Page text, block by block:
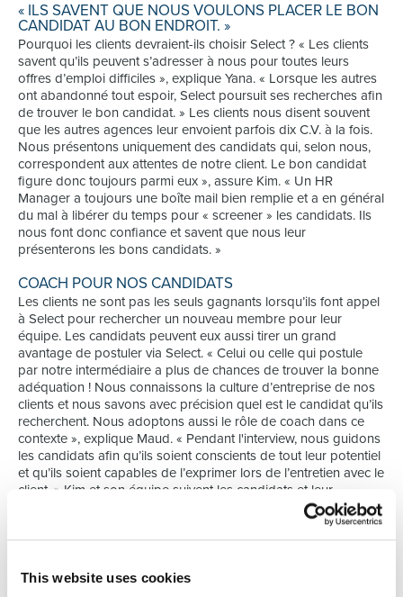
This website uses cookies
« ILS SAVENT QUE NOUS VOULONS PLACER LE BON
CANDIDAT AU BON ENDROIT. »
Pourquoi les clients devraient-ils choisir Select ? « Les clients
savent qu’ils peuvent s’adresser à nous pour toutes leurs
offres d’emploi difficiles », explique Yana. « Lorsque les autres
ont abandonné tout espoir, Select poursuit ses recherches afin
de trouver le bon candidat. » Les clients nous disent souvent
que les autres agences leur envoient parfois dix C.V. à la fois.
Nous présentons uniquement des candidats qui, selon nous,
correspondent aux attentes de notre client. Le bon candidat
figure donc toujours parmi eux », assure Kim. « Un HR
Manager a toujours une boîte mail bien remplie et a en général
du mal à libérer du temps pour « screener » les candidats. Ils
nous font donc confiance et savent que nous leur
présenterons les bons candidats. »
COACH POUR NOS CANDIDATS
Les clients ne sont pas les seuls gagnants lorsqu’ils font appel
à Select pour rechercher un nouveau membre pour leur
équipe. Les candidats peuvent eux aussi tirer un grand
avantage de postuler via Select. « Celui ou celle qui postule
par notre intermédiaire a plus de chances de trouver la bonne
adéquation ! Nous connaissons la culture d’entreprise de nos
clients et nous savons avec précision quel est le candidat qu’ils
recherchent. Nous adoptons aussi le rôle de coach dans ce
contexte », explique Maud. « Pendant l'interview, nous guidons
les candidats afin qu’ils soient conscients de tout leur potentiel
et qu’ils soient capables de l’exprimer lors de l’entretien avec le
client. » Kim et son équipe suivent les candidats et leur
fournissent volontiers un feed-back détaillé sur leur
candidature, qu’il soit positif ou négatif. « Les candidats
apprécient vraiment beaucoup ce feed-back honnête. « Enfin
est, je vais pouvoir en tirer des enseignements », répondent-ils